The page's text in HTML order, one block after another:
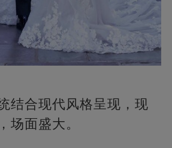
结合现代风格呈现，现
场面盛大。